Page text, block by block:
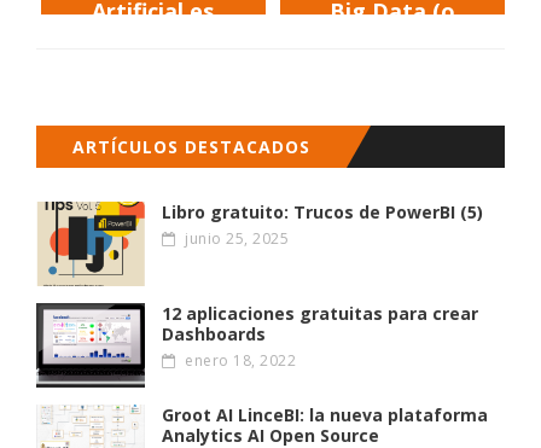
Artificial es
Big Data (o
ARTÍCULOS DESTACADOS
Libro gratuito: Trucos de PowerBI (5)
junio 25, 2025
12 aplicaciones gratuitas para crear
Dashboards
enero 18, 2022
Groot AI LinceBI: la nueva plataforma
Analytics AI Open Source